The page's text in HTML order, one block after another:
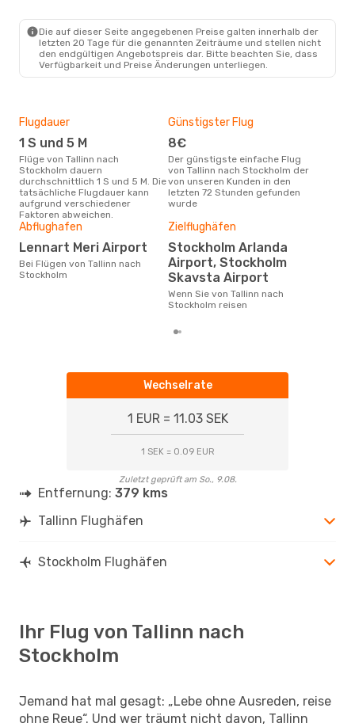
Die auf dieser Seite angegebenen Preise galten innerhalb der
letzten 20 Tage für die genannten Zeiträume und stellen nicht
den endgültigen Angebotspreis dar. Bitte beachten Sie, dass
Verfügbarkeit und Preise Änderungen unterliegen.
Flugdauer
1 S und 5 M
Flüge von Tallinn nach
Stockholm dauern
durchschnittlich 1 S und 5 M. Die
tatsächliche Flugdauer kann
aufgrund verschiedener
Faktoren abweichen.
Günstigster Flug
8€
Der günstigste einfache Flug
von Tallinn nach Stockholm der
von unseren Kunden in den
letzten 72 Stunden gefunden
wurde
Abflughafen
Lennart Meri Airport
Bei Flügen von Tallinn nach
Stockholm
Zielflughäfen
Stockholm Arlanda
Airport, Stockholm
Skavsta Airport
Wenn Sie von Tallinn nach
Stockholm reisen
Wechselrate
1 EUR = 11.03 SEK
1 SEK = 0.09 EUR
Zuletzt geprüft am So., 9.08.
Entfernung: 379 kms
Tallinn Flughäfen
Stockholm Flughäfen
Ihr Flug von Tallinn nach
Stockholm
Jemand hat mal gesagt: „Lebe ohne Ausreden, reise
ohne Reue“. Und wer träumt nicht davon, Tallinn